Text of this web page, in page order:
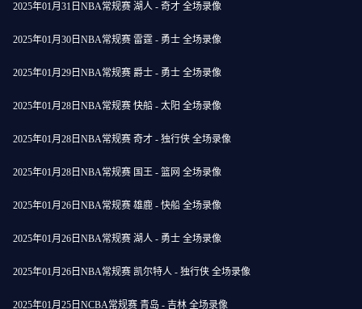
2025年01月31日NBA常规赛 湖人 - 奇才 全场录像
2025年01月30日NBA常规赛 雷霆 - 勇士 全场录像
2025年01月29日NBA常规赛 爵士 - 勇士 全场录像
2025年01月28日NBA常规赛 快船 - 太阳 全场录像
2025年01月28日NBA常规赛 奇才 - 独行侠 全场录像
2025年01月28日NBA常规赛 国王 - 篮网 全场录像
2025年01月26日NBA常规赛 雄鹿 - 快船 全场录像
2025年01月26日NBA常规赛 湖人 - 勇士 全场录像
2025年01月26日NBA常规赛 凯尔特人 - 独行侠 全场录像
2025年01月25日NCBA常规赛 青岛 - 吉林 全场录像